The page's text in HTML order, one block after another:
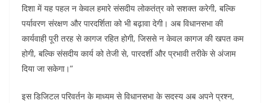
दिशा में यह पहल न केवल हमारे संसदीय लोकतंत्र को सशक्त करेगी, बल्कि
पर्यावरण संरक्षण और पारदर्शिता को भी बढ़ावा देगी। अब विधानसभा की
कार्यवाही पूरी तरह से कागज रहित होगी, जिससे न केवल कागज की खपत कम
होगी, बल्कि संसदीय कार्य को तेजी से, पारदर्शी और प्रभावी तरीके से अंजाम
दिया जा सकेगा।”
इस डिजिटल परिवर्तन के माध्यम से विधानसभा के सदस्य अब अपने प्रश्न,